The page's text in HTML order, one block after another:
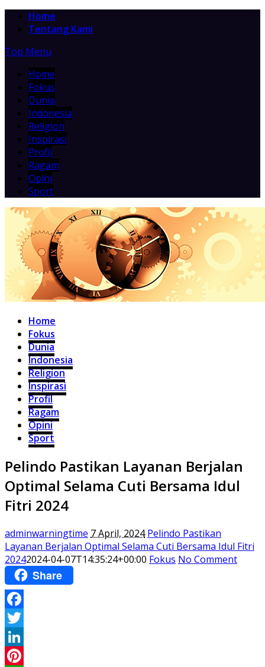
Home
Tentang Kami
Top Menu
Home
Fokus
Dunia
Indonesia
Religion
Inspirasi
Profil
Ragam
Opini
Sport
Home
Fokus
Dunia
Indonesia
Religion
Inspirasi
Profil
Ragam
Opini
Sport
Pelindo Pastikan Layanan Berjalan
Optimal Selama Cuti Bersama Idul
Fitri 2024
adminwarningtime 7 April, 2024 Pelindo Pastikan
Layanan Berjalan Optimal Selama Cuti Bersama Idul Fitri
20242024-04-07T14:35:24+00:00 Fokus No Comment
Share
Facebook
Twitter
LinkedIn